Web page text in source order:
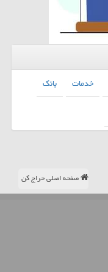
خدمات
بانك
صفحه اصلی حراج کن